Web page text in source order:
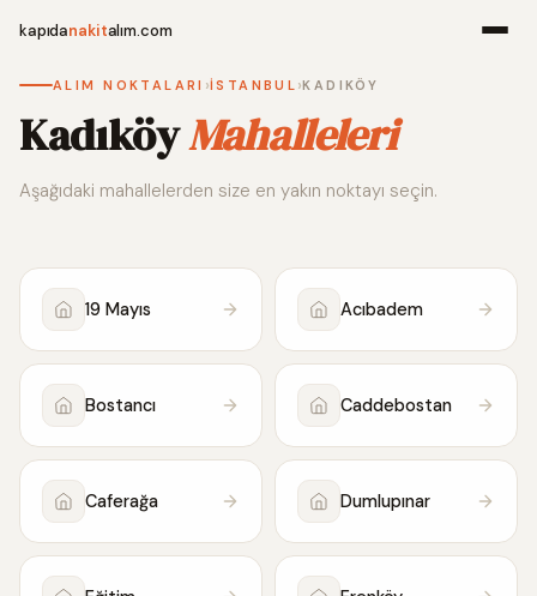
kapıdanakitalım.com
Alım
ALIM NOKTALARI ›İSTANBUL ›KADIKÖY
KadıköyMahalleleri
Aşağıdaki mahallelerden size en yakın noktayı seçin.
19 Mayıs Acıbadem
Bostancı Caddebostan
Caferağa Dumlupınar